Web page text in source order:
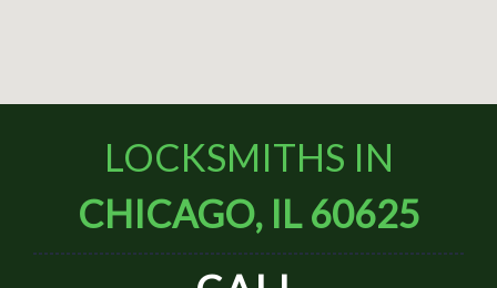
LOCKSMITHS IN
CHICAGO, IL 60625